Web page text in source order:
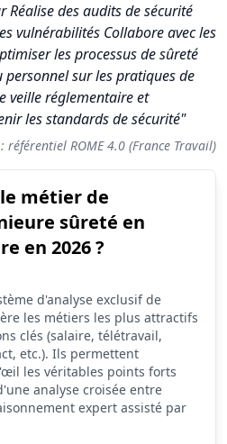
des audits de sécurité
vulnérabilités Collabore avec les
les processus de sûreté
sur les pratiques de
veille réglementaire et
les standards de sécurité"
référentiel ROME 4.0 (France Travail)
métier de
sûreté en
en 2026 ?
d'analyse exclusif de
les métiers les plus attractifs
clés (salaire, télétravail,
etc.). Ils permettent
les véritables points forts
analyse croisée entre
expert assisté par
Ingénieur / Ingénieure
marché
5.7
9.8
de travail
5.8